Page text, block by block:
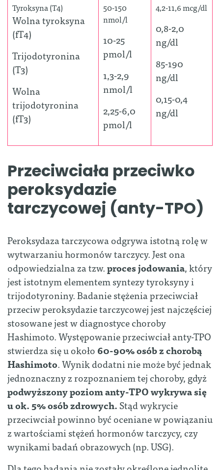
Tyroksyna (T4)
Wolna tyroksyna
(fT4)
Trijodotyronina
(T3)
Wolna
trijodotyronina
(fT3)
50-150
nmol/l
10-25
pmol/l
1,3-2,9
nmol/l
2,25-6,0
pmol/l
4,2-11,6 mcg/dl
0,8-2,0
ng/dl
85-190
ng/dl
0,15-0,4
ng/dl
Przeciwciała przeciwko
peroksydazie
tarczycowej (anty-TPO)
Peroksydaza tarczycowa odgrywa istotną rolę w
wytwarzaniu hormonów tarczycy. Jest ona
odpowiedzialna za tzw.proces jodowania, który
jest istotnym elementem syntezy tyroksyny i
trijodotyroniny. Badanie stężenia przeciwciał
przeciw peroksydazie tarczycowej jest najczęściej
stosowane jest w diagnostyce choroby
Hashimoto. Występowanie przeciwciał anty-TPO
stwierdza się u około60-90% osób z chorobą
Hashimoto. Wynik dodatni nie może być jednak
jednoznaczny z rozpoznaniem tej choroby, gdyż
podwyższony poziom anty-TPO wykrywa się
u ok. 5% osób zdrowych.Stąd wykrycie
przeciwciał powinno być oceniane w powiązaniu
z wartościami stężeń hormonów tarczycy, czy
wynikami badań obrazowych (np. USG).